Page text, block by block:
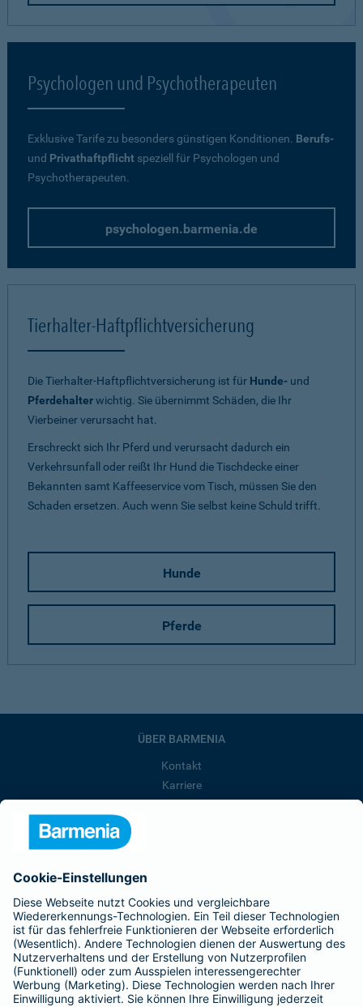
Psychologen und Psychotherapeuten
Exklusive Tarife zu besonders günstigen Konditionen. Berufs-
und Privathaftpflicht speziell für Psychologen und
Psychotherapeuten.
psychologen.barmenia.de
Tierhalter-Haftpflichtversicherung
Die Tierhalter-Haftpflichtversicherung ist für Hunde- und
Pferdehalterwichtig. Sie übernimmt Schäden, die Ihr
Vierbeiner verursacht hat.
Erschreckt sich Ihr Pferd und verursacht dadurch ein
Verkehrsunfall oder reißt Ihr Hund die Tischdecke einer
Bekannten samt Kaffeeservice vom Tisch, müssen Sie den
Schaden ersetzen. Auch wenn Sie selbst keine Schuld trifft.
Hunde
Pferde
ÜBER BARMENIA
Kontakt
Karriere
Barmenia ist Teil der BarmeniaGothaer
BELIEBTE SEITEN
Kranken-Zusatzversicherung
Tierversicherungen
Haftpflichtversicherung
Hausratversicherung